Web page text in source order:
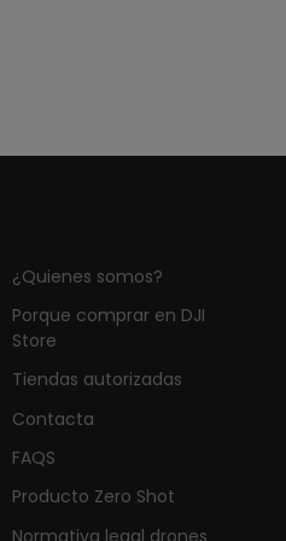
¿Quienes somos?
Porque comprar en DJI
Store
Tiendas autorizadas
Contacta
FAQS
Producto Zero Shot
Normativa legal drones